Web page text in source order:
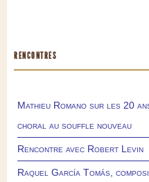
RENCONTRES
Mathieu Romano sur les 20
choral au souffle nouveau
Rencontre avec Robert Levin
Raquel García Tomás,